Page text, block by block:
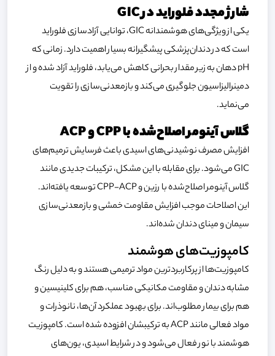
شارژ مجدد فلوراید در GIC
یکی از ویژگی‌های هوشمندانه GIC، توانایی آزادسازی فلوراید
است که در دندان‌پزشکی پیشگیرانه بسیار اهمیت دارد. زمانی که
pH دهان به زیر مقدار بحرانی کاهش می‌یابد، فلوراید آزاد شده و از
دمینرالیزاسیون جلوگیری می‌کند و بازمعدنی‌سازی را تقویت
می‌نماید.
گلاس آینومر اصلاح‌شده با CPP و ACP
افزایش مصرف نوشیدنی‌های اسیدی باعث فرسایش ترمیم‌های
GIC می‌شود. برای مقابله با این مشکل، ترکیبات جدیدی مانند
گلاس آینومر اصلاح‌شده با رزین و CPP-ACP توسعه یافته‌اند.
این اصلاحات موجب افزایش مقاومت خمشی و بازمعدنی‌سازی
سیمان و مینای دندان شده‌اند.
کامپوزیت‌های هوشمند
کامپوزیت‌ها از پرکاربردترین مواد ترمیمی هستند و به دلیل رنگ
مشابه دندان و مقاومت مکانیکی مناسب، هم برای کلینیسین و
هم برای بیمار مطلوب‌اند. برای بهبود عملکرد آن‌ها، نانوذرات و
مواد فعالی مانند ACP به ترکیبشان افزوده شده است. کامپوزیت
هوشمند با نور فعال می‌شود و در شرایط اسیدی، یون‌های